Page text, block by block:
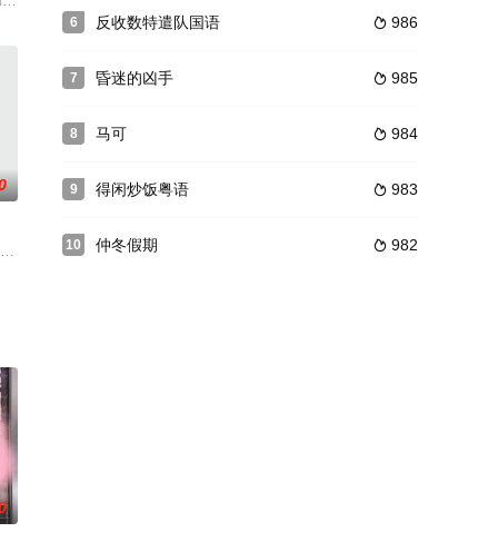
四名罪犯却被法庭判为无罪。艾莉亚的继母
史第一佳片。故事描述中古世纪两大世族的恩怨情愁，内容涉及战乱、盗
痨，与人聊天不分时间、场合和对象，也因此他没有朋友，在监狱里一个
6  986
反收数特遣队国语
7  985
昏迷的凶手
8  984
马可
9  983
得闲炒饭粤语
10  982
仲冬假期